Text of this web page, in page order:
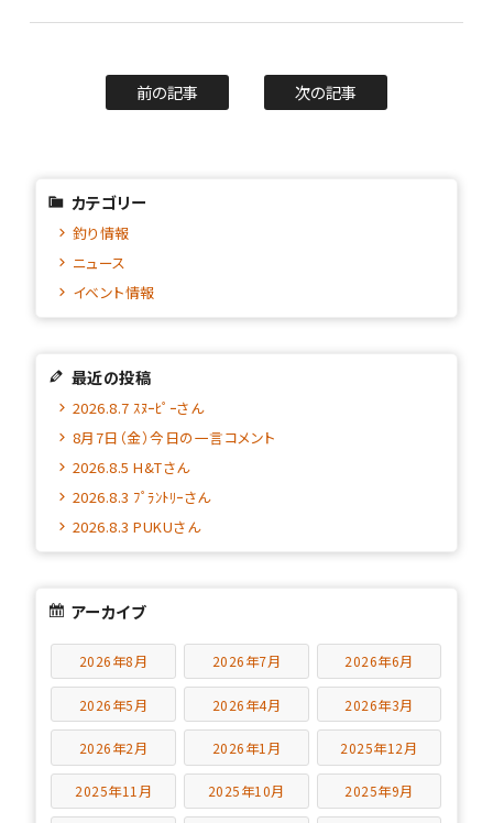
前の記事 次の記事
カテゴリー
釣り情報
ニュース
イベント情報
最近の投稿
2026.8.7 ｽﾇｰﾋﾟｰさん
8月7日（金）今日の一言コメント
2026.8.5 H&Tさん
2026.8.3 ﾌﾟﾗﾝﾄﾘｰさん
2026.8.3 PUKUさん
アーカイブ
2026年8月 2026年7月 2026年6月
2026年5月 2026年4月 2026年3月
2026年2月 2026年1月 2025年12月
2025年11月 2025年10月 2025年9月